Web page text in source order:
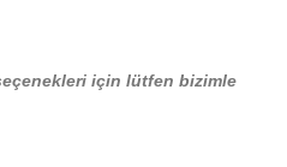
için lütfen bizimle